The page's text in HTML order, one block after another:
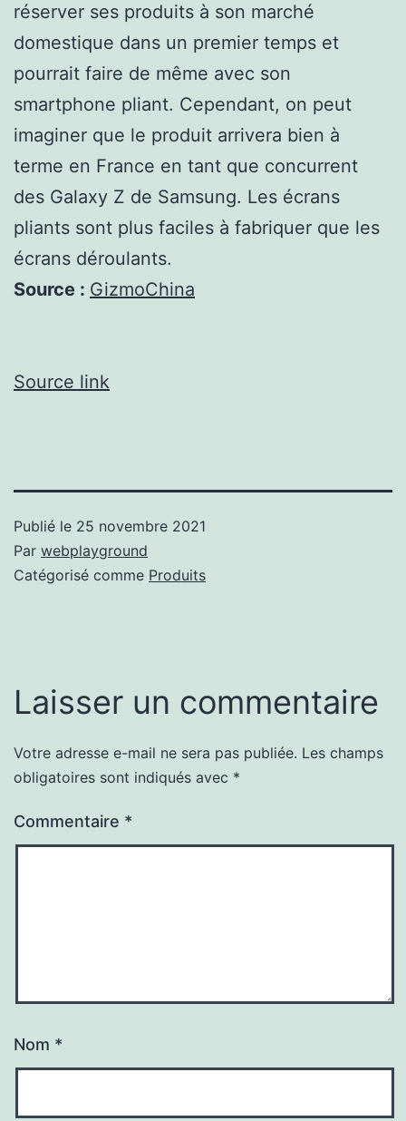
réserver ses produits à son marché
domestique dans un premier temps et
pourrait faire de même avec son
smartphone pliant. Cependant, on peut
imaginer que le produit arrivera bien à
terme en France en tant que concurrent
des Galaxy Z de Samsung. Les écrans
pliants sont plus faciles à fabriquer que les
écrans déroulants.
Source : GizmoChina
Source link
Publié le 25 novembre 2021
Par webplayground
Catégorisé comme Produits
Laisser un commentaire
Votre adresse e-mail ne sera pas publiée. Les champs
obligatoires sont indiqués avec *
Commentaire *
Nom *